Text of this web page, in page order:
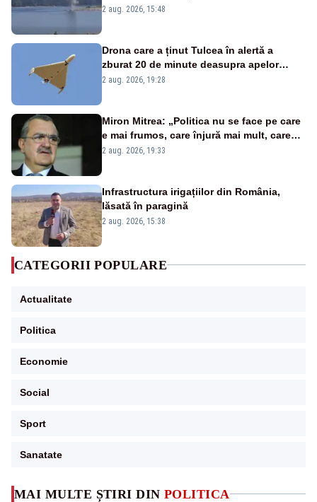
MAI MULTE ȘTIRI DIN POLITICA
detonările luni – VIDEO
2 aug. 2026, 15:48
Drona care a ținut Tulcea în alertă a
zburat 20 de minute deasupra apelor
României. Au fost ridicate două F-16
2 aug. 2026, 19:28
Miron Mitrea: „Politica nu se face pe care
e mai frumos, care înjură mai mult, care
țipă mai tare, ci pe proiecte”
2 aug. 2026, 19:33
Infrastructura irigațiilor din România,
lăsată în paragină
2 aug. 2026, 15:38
CATEGORII POPULARE
Actualitate
Politica
Economie
Social
Sport
Sanatate